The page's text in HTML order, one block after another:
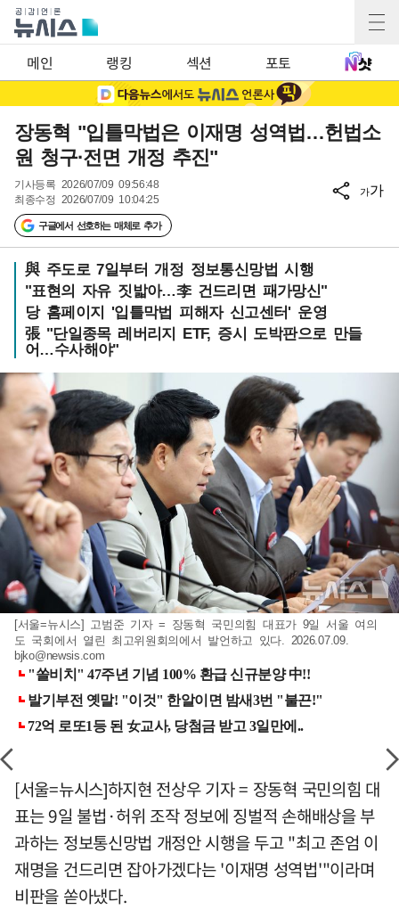
메인 랭킹 섹션 포토
장동혁 "입틀막법은 이재명 성역법…헌법소
원 청구·전면 개정 추진"
기사등록 2026/07/09 09:56:48
최종수정 2026/07/09 10:04:25
구글에서 선호하는 매체로 추가
가가
與 주도로 7일부터 개정 정보통신망법 시행
"표현의 자유 짓밟아…李 건드리면 패가망신"
당 홈페이지 '입틀막법 피해자 신고센터' 운영
張 "단일종목 레버리지 ETF, 증시 도박판으로 만들
어…수사해야"
[서울=뉴시스] 고범준 기자 = 장동혁 국민의힘 대표가 9일 서울 여의
도 국회에서 열린 최고위원회의에서 발언하고 있다. 2026.07.09.
bjko@newsis.com
[서울=뉴시스]하지현 전상우 기자 = 장동혁 국민의힘 대
표는 9일 불법·허위 조작 정보에 징벌적 손해배상을 부
과하는 정보통신망법 개정안 시행을 두고 "최고 존엄 이
재명을 건드리면 잡아가겠다는 '이재명 성역법'"이라며
비판을 쏟아냈다.